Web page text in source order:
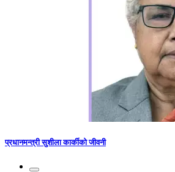
प्रधानमन्त्री सुशीला कार्कीको जीवनी